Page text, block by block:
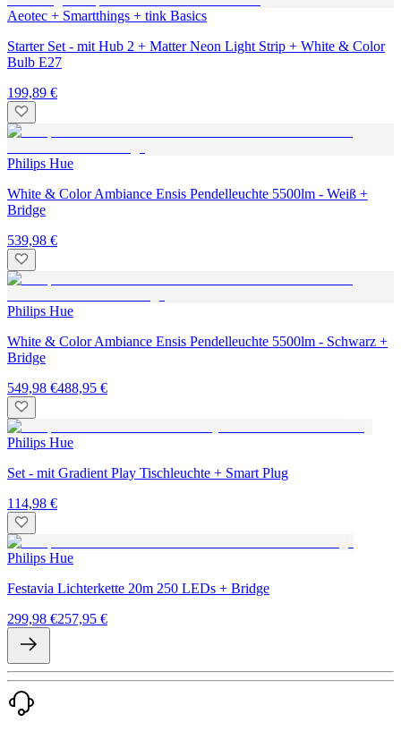
Aeotec + Smartthings + tink Basics
Starter Set - mit Hub 2 + Matter Neon Light Strip + White & Color
Bulb E27
199,89 €
Philips Hue
White & Color Ambiance Ensis Pendelleuchte 5500lm - Weiß +
Bridge
539,98 €
Philips Hue
White & Color Ambiance Ensis Pendelleuchte 5500lm - Schwarz +
Bridge
549,98 €488,95 €
Philips Hue
Set - mit Gradient Play Tischleuchte + Smart Plug
114,98 €
Philips Hue
Festavia Lichterkette 20m 250 LEDs + Bridge
299,98 €257,95 €